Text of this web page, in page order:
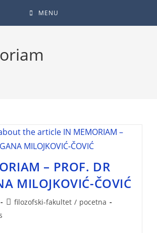
MENU
– PROF. DR
MILOJKOVIĆ-ČOVIĆ
filozofski-fakultet / pocetna